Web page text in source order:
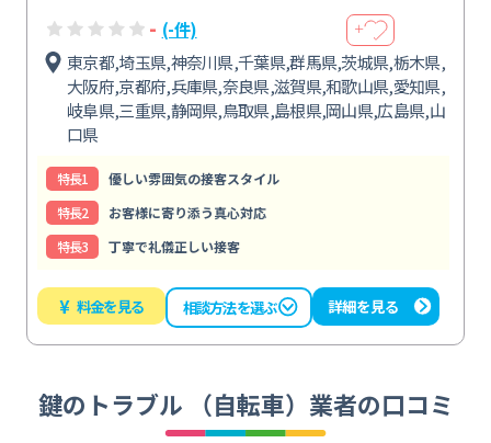
- (-件) ＋
東京都,埼玉県,神奈川県,千葉県,群馬県,茨城県,栃木県,
大阪府,京都府,兵庫県,奈良県,滋賀県,和歌山県,愛知県,
岐阜県,三重県,静岡県,鳥取県,島根県,岡山県,広島県,山
口県
特⻑1
優しい雰囲気の接客スタイル
特⻑2
お客様に寄り添う真心対応
特⻑3
丁寧で礼儀正しい接客
¥ 料金を見る 相談方法を選ぶ 詳細を見る
鍵のトラブル （自転車）業者の口コミ